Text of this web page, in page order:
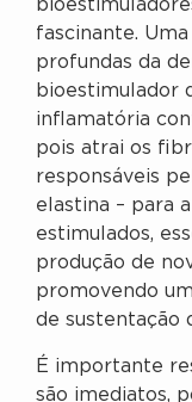
fascinante.
profundas da
bioestimulador
inflamatória
pois atrai os
responsáveis
elastina – para
estimulados,
produção de
promovendo
de sustentação
É importante
são imediatos,